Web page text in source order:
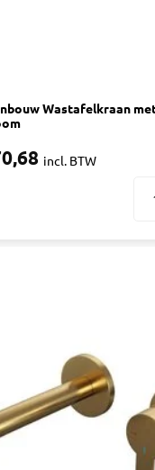
Wastafelkraan
incl. BTW